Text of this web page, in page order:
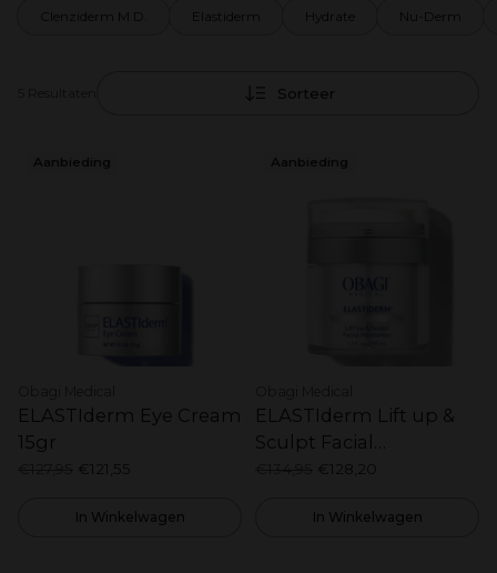
Clenziderm M.D. Elastiderm Hydrate Nu-Derm
Sorteer
Aanbieding
ELASTIderm Eye Cream
15gr
Normale€121,55
In Winkelwagen
Aanbieding
ELASTIderm Lift up &
Sculpt Facial
Moisturizer 50ml
€128,20
In Winkelwagen